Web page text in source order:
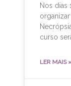
Nos dias
curso
LER MAIS »